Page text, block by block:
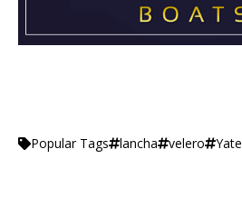
Popular Tags lancha velero Yate